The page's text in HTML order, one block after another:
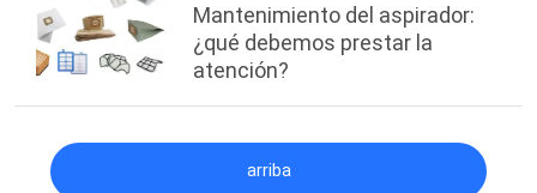
Mantenimiento del aspirador:
¿qué debemos prestar la
atención?
arriba